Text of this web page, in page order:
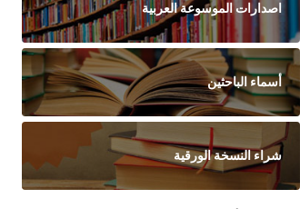
اصدارات الموسوعة العربية
أسماء الباحثين
شراء النسخة الورقية